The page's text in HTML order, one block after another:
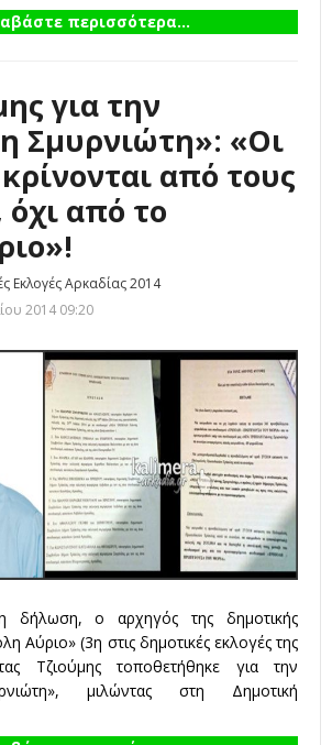
περισσότερα...
για την
Σμυρνιώτη»: «Οι
από τους
όχι από το
Εκλογές Αρκαδίας 2014
2014 09:20
δήλωση, ο αρχηγός της δημοτικής
Αύριο» (3η στις δημοτικές εκλογές της
Τζιούμης τοποθετήθηκε για την
μιλώντας στη Δημοτική